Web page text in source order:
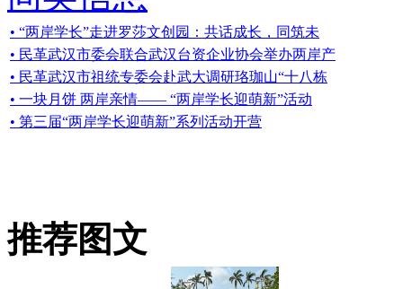
• “两岸学长”走进罗莎文创园：共话成长，同筑未
• 民革武汉市委会联合武汉台资企业协会举办两岸产
• 民革武汉市祖统专委会赴武大调研珞珈山“十八栋
• 一块月饼 两岸亲情—— “两岸学长迎萌新”活动
• 第三届“两岸学长迎萌新”系列活动开营
推荐图文